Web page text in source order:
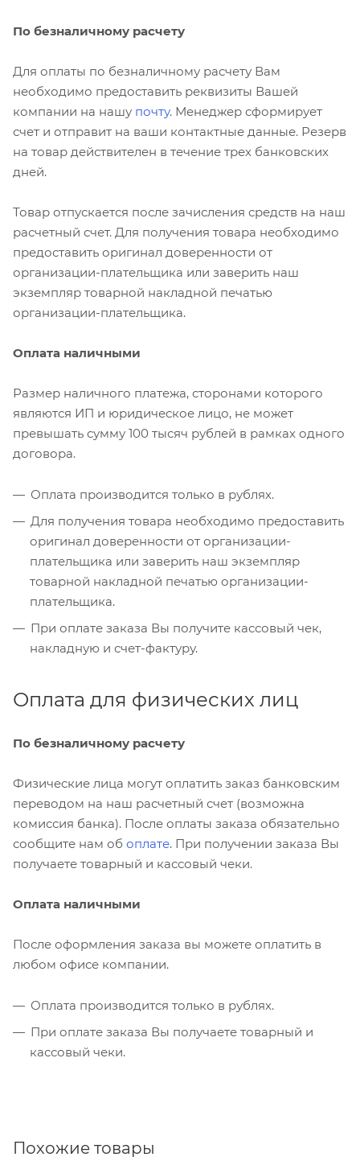
По безналичному расчету
Для оплаты по безналичному расчету Вам
необходимо предоставить реквизиты Вашей
компании на нашу почту. Менеджер сформирует
счет и отправит на ваши контактные данные. Резерв
на товар действителен в течение трех банковских
дней.
Товар отпускается после зачисления средств на наш
расчетный счет. Для получения товара необходимо
предоставить оригинал доверенности от
организации-плательщика или заверить наш
экземпляр товарной накладной печатью
организации-плательщика.
Оплата наличными
Размер наличного платежа, сторонами которого
являются ИП и юридическое лицо, не может
превышать сумму 100 тысяч рублей в рамках одного
договора.
Оплата производится только в рублях.
Для получения товара необходимо предоставить
оригинал доверенности от организации-
плательщика или заверить наш экземпляр
товарной накладной печатью организации-
плательщика.
При оплате заказа Вы получите кассовый чек,
накладную и счет-фактуру.
Оплата для физических лиц
По безналичному расчету
Физические лица могут оплатить заказ банковским
переводом на наш расчетный счет (возможна
комиссия банка). После оплаты заказа обязательно
сообщите нам об оплате. При получении заказа Вы
получаете товарный и кассовый чеки.
Оплата наличными
После оформления заказа вы можете оплатить в
любом офисе компании.
Оплата производится только в рублях.
При оплате заказа Вы получаете товарный и
кассовый чеки.
Похожие товары